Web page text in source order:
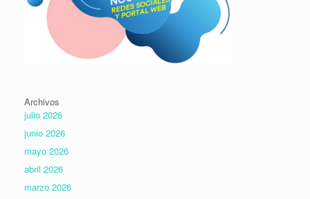
Archivos
julio 2026
junio 2026
mayo 2026
abril 2026
marzo 2026